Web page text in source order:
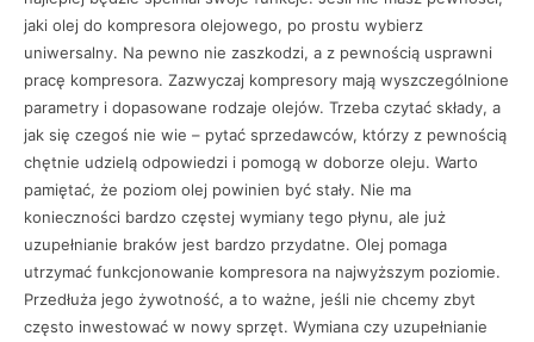
jaki olej do kompresora olejowego, po prostu wybierz
uniwersalny. Na pewno nie zaszkodzi, a z pewnością usprawni
pracę kompresora. Zazwyczaj kompresory mają wyszczególnione
parametry i dopasowane rodzaje olejów. Trzeba czytać składy, a
jak się czegoś nie wie – pytać sprzedawców, którzy z pewnością
chętnie udzielą odpowiedzi i pomogą w doborze oleju. Warto
pamiętać, że poziom olej powinien być stały. Nie ma
konieczności bardzo częstej wymiany tego płynu, ale już
uzupełnianie braków jest bardzo przydatne. Olej pomaga
utrzymać funkcjonowanie kompresora na najwyższym poziomie.
Przedłuża jego żywotność, a to ważne, jeśli nie chcemy zbyt
często inwestować w nowy sprzęt. Wymiana czy uzupełnianie